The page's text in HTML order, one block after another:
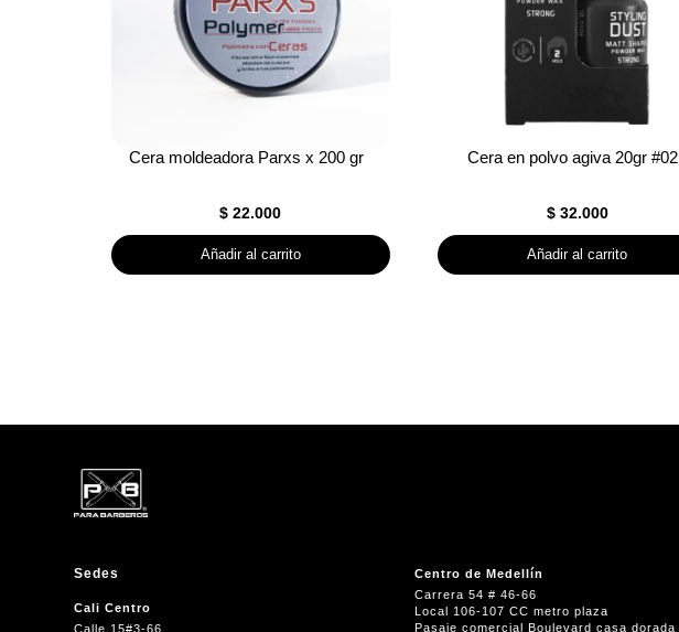
Cera moldeadora Parxs x 200 gr
$ 22.000
Añadir al carrito
Cera en polvo agiva 20gr #02
$32.000
Añadir al carrito
Sedes
Cali Centro
Calle 15#3-66
Centro de Medellín
Carrera 54 # 46-66
Local 106-107 CC metro plaza
Pasaje comercial Boulevard casa dorada